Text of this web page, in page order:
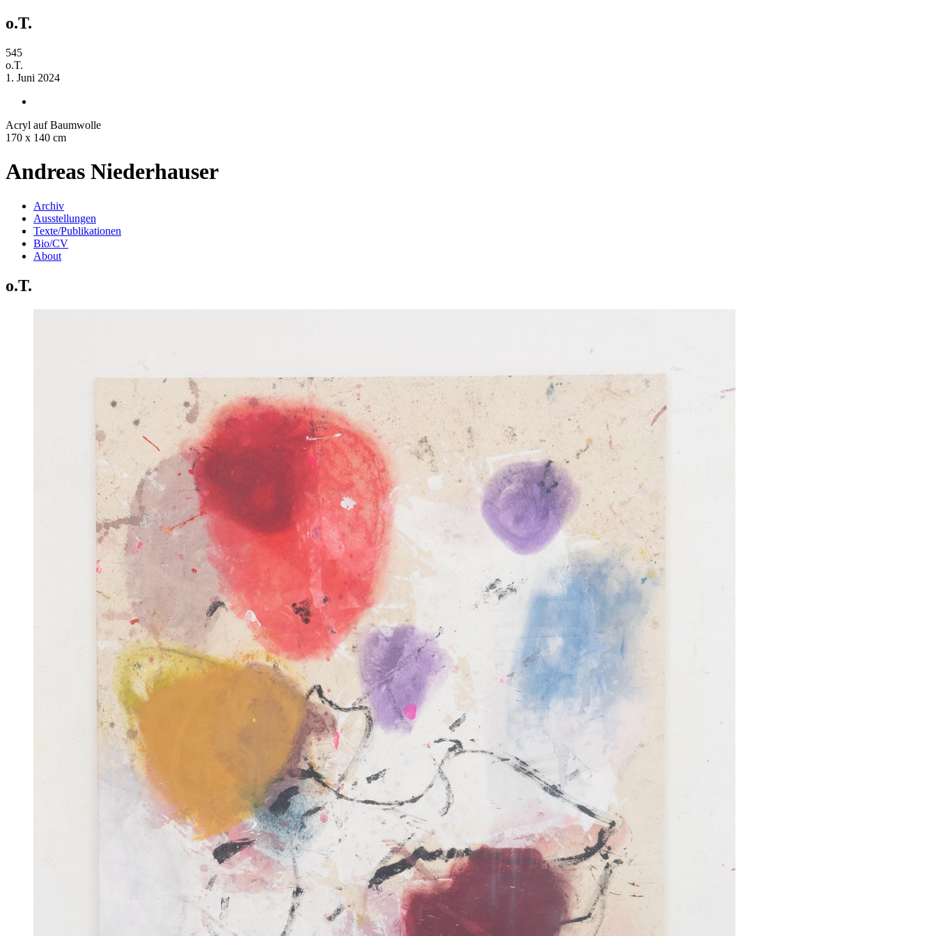
o.T.
545
o.T.
1. Juni 2024
Acryl auf Baumwolle
170 x 140 cm
Andreas Niederhauser
Archiv
Ausstellungen
Texte/Publikationen
Bio/CV
About
o.T.